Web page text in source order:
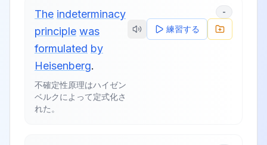
The indeterminacy
principle was
formulated by
Heisenberg.
不確定性原理はハイゼン
ベルクによって定式化さ
れた。
-
練習する